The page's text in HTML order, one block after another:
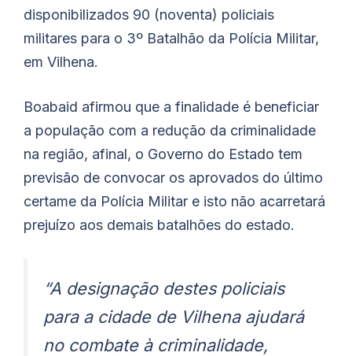
disponibilizados 90 (noventa) policiais
militares para o 3º Batalhão da Polícia Militar,
em Vilhena.
Boabaid afirmou que a finalidade é beneficiar
a população com a redução da criminalidade
na região, afinal, o Governo do Estado tem
previsão de convocar os aprovados do último
certame da Polícia Militar e isto não acarretará
prejuízo aos demais batalhões do estado.
“A designação destes policiais
para a cidade de Vilhena ajudará
no combate à criminalidade,